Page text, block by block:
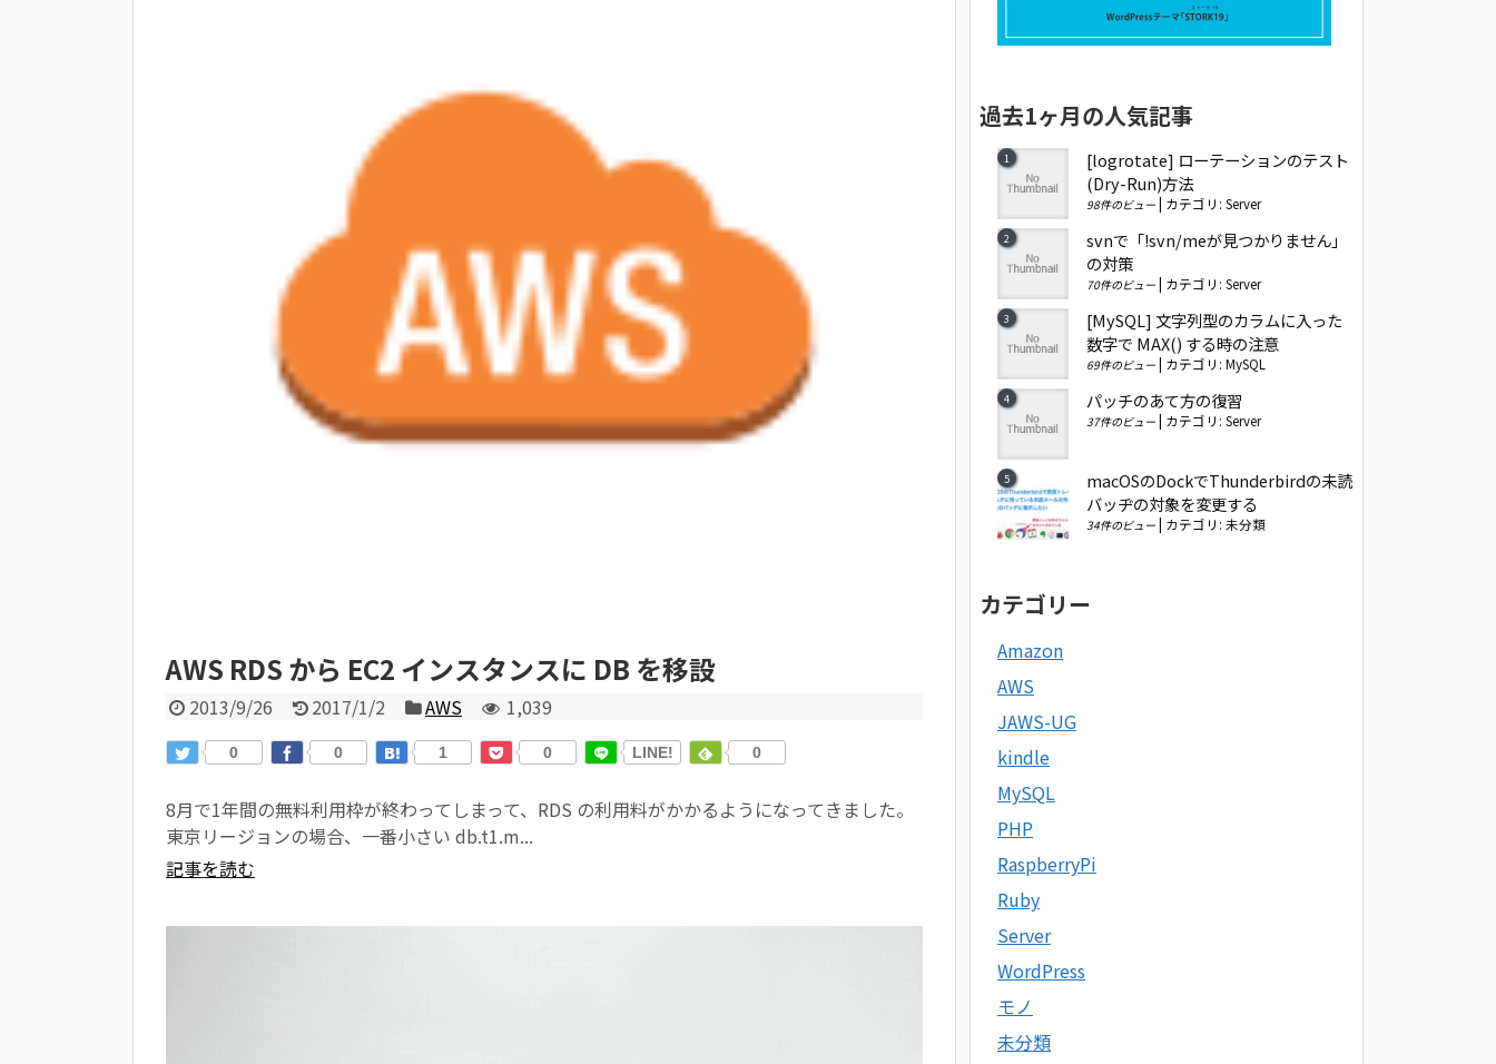
AWS RDS から EC2 インスタンスに DB を移設
2013/9/26 2017/1/2 AWS 1,039
0 0 1 0 LINE! 0
8月で1年間の無料利用枠が終わってしまって、RDS の利用料がかかるようになってきました。
東京リージョンの場合、一番小さい db.t1.m...
記事を読む
過去1ヶ月の人気記事
[logrotate] ローテーションのテスト
(Dry-Run)方法
98件のビュー カテゴリ: Server
svnで「!svn/meが見つかりません」
の対策
70件のビュー カテゴリ: Server
[MySQL] 文字列型のカラムに入った
数字で MAX() する時の注意
69件のビュー カテゴリ: MySQL
パッチのあて方の復習
37件のビュー カテゴリ: Server
macOSのDockでThunderbirdの未読
バッヂの対象を変更する
34件のビュー カテゴリ: 未分類
カテゴリー
Amazon
AWS
JAWS-UG
kindle
MySQL
PHP
RaspberryPi
Ruby
Server
WordPress
モノ
未分類